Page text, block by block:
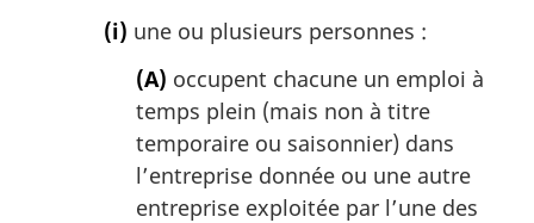
(i) une ou plusieurs personnes :
(A) occupent chacune un emploi à
temps plein (mais non à titre
temporaire ou saisonnier) dans
l’entreprise donnée ou une autre
entreprise exploitée par l’une des